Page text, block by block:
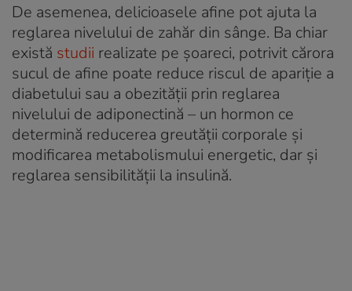
De asemenea, delicioasele afine pot ajuta la
reglarea nivelului de zahăr din sânge. Ba chiar
există studii realizate pe șoareci, potrivit cărora
sucul de afine poate reduce riscul de apariție a
diabetului sau a obezității prin reglarea
nivelului de adiponectină – un hormon ce
determină reducerea greutății corporale și
modificarea metabolismului energetic, dar și
reglarea sensibilității la insulină.